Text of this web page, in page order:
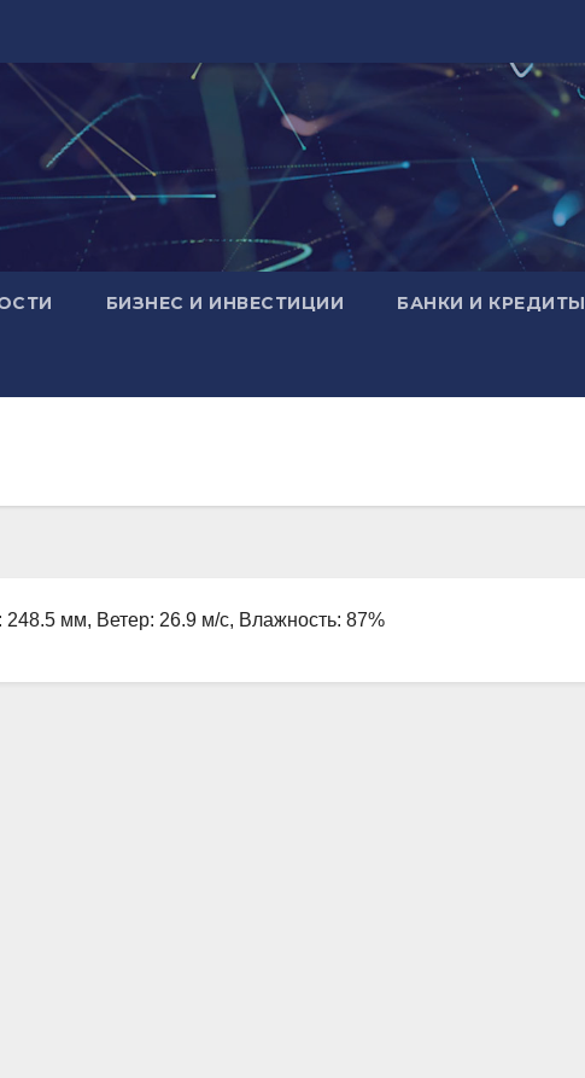
БИЗНЕС И ИНВЕСТИЦИИ БАНКИ И КРЕДИТЫ
248.5 мм, Ветер: 26.9 м/с, Влажность: 87%